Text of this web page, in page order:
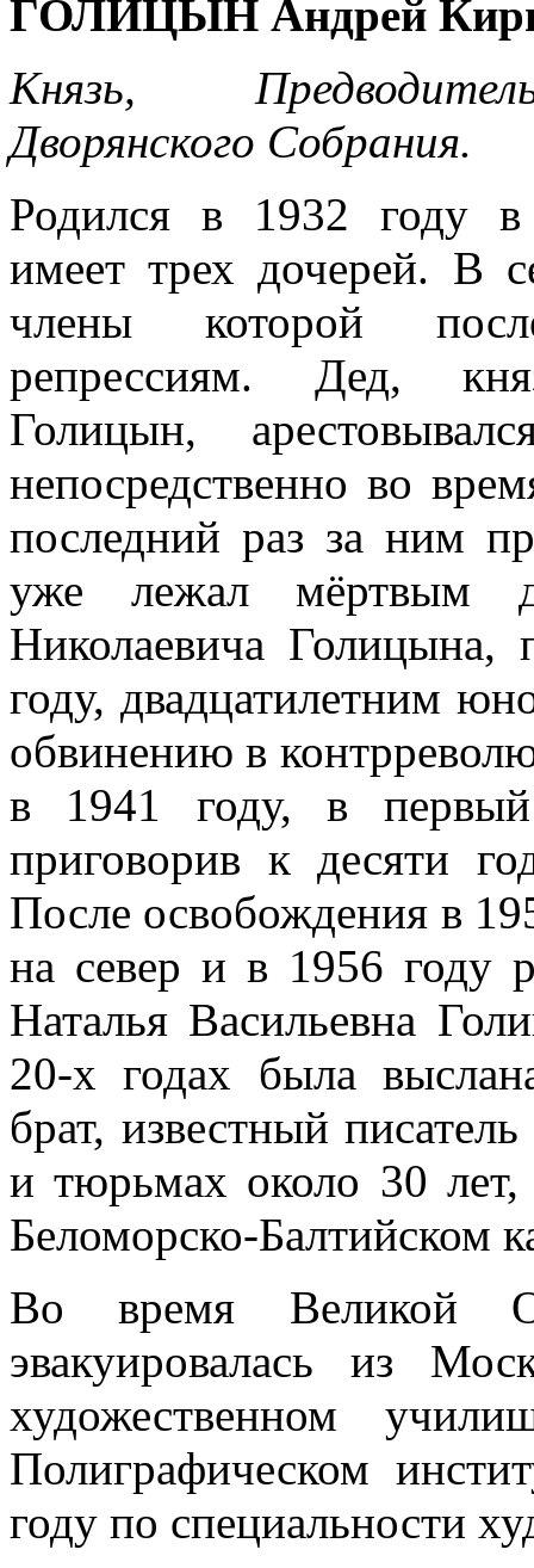
ГОЛИЦЫН Андрей
Князь,
Дворянского Собрания.
Родился в 1932 году
имеет трех дочерей. В
члены которой
репрессиям. Дед,
Голицын,
непосредственно во
последний раз за ним
уже лежал мёртвым
Николаевича Голицына,
году, двадцатилетним
обвинению в
в 1941 году, в
приговорив к десяти
После освобождения в
на север и в 1956 году
Наталья Васильевна
20-х годах была
брат, известный
и тюрьмах около 30
Беломорско-Балтийском
Во время Великой
эвакуировалась из
художественном
Полиграфическом
году по специальности